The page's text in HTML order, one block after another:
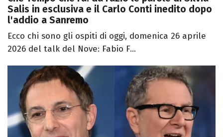
Salis in esclusiva e il Carlo Conti inedito dopo
l'addio a Sanremo
Ecco chi sono gli ospiti di oggi, domenica 26 aprile
2026 del talk del Nove: Fabio F...